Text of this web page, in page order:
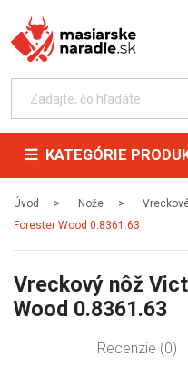
KATEGÓRIE
Úvod Nože
Forester Wood 0.8361.63
Vreckový nôž
Wood 0.8361.63
Recenzie (0)